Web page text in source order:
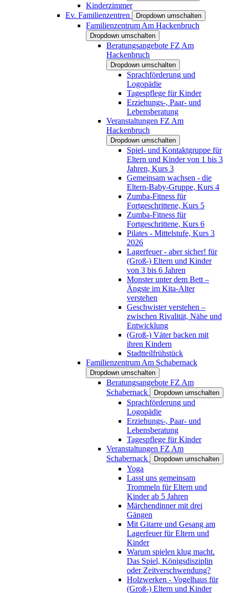
Kinderzimmer
Ev. Familienzentren
Dropdown umschalten
Familienzentrum Am Hackenbruch
Dropdown umschalten
Beratungsangebote FZ Am
Hackenbruch
Dropdown umschalten
Sprachförderung und
Logopädie
Tagespflege für Kinder
Erziehungs-, Paar- und
Lebensberatung
Veranstaltungen FZ Am
Hackenbruch
Dropdown umschalten
Spiel- und Kontaktgruppe für
Eltern und Kinder von 1 bis 3
Jahren, Kurs 3
Gemeinsam wachsen - die
Eltern-Baby-Gruppe, Kurs 4
Zumba-Fitness für
Fortgeschrittene, Kurs 5
Zumba-Fitness für
Fortgeschrittene, Kurs 6
Pilates - Mittelstufe, Kurs 3
2026
Lagerfeuer - aber sicher! für
(Groß-) Eltern und Kinder
von 3 bis 6 Jahren
Monster unter dem Bett –
Ängste im Kita-Alter
verstehen
Geschwister verstehen –
zwischen Rivalität, Nähe und
Entwicklung
(Groß-) Väter backen mit
ihren Kindern
Stadtteilfrühstück
Familienzentrum Am Schabernack
Dropdown umschalten
Beratungsangebote FZ Am
Schabernack
Dropdown umschalten
Sprachförderung und
Logopädie
Erziehungs-, Paar- und
Lebensberatung
Tagespflege für Kinder
Veranstaltungen FZ Am
Schabernack
Dropdown umschalten
Yoga
Lasst uns gemeinsam
Trommeln für Eltern und
Kinder ab 5 Jahren
Märchendinner mit drei
Gängen
Mit Gitarre und Gesang am
Lagerfeuer für Eltern und
Kinder
Warum spielen klug macht.
Das Spiel, Königsdisziplin
oder Zeitverschwendung?
Holzwerken - Vogelhaus für
(Groß-) Eltern und Kinder